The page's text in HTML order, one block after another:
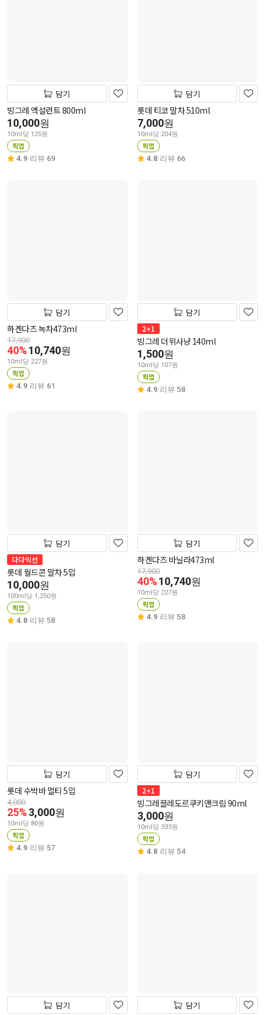
담기
빙그레 엑설런트 800ml
10,000원
10ml당 125원
픽업
4.9 리뷰 69
담기
롯데 티코 말차 510ml
7,000원
10ml당 204원
픽업
4.8 리뷰 66
담기
하겐다즈 녹차473ml
17,900
40%10,740원
10ml당 227원
픽업
4.9 리뷰 61
담기
2+1
빙그레 더위사냥 140ml
1,500원
10ml당 107원
픽업
4.9 리뷰 58
담기
다다익선
롯데 월드콘 말차 5입
10,000원
100ml당 1,250원
픽업
4.8 리뷰 58
담기
하겐다즈 바닐라473ml
17,900
40%10,740원
10ml당 227원
픽업
4.9 리뷰 58
담기
롯데 수박바 멀티 5입
4,000
25%3,000원
10ml당 80원
픽업
4.9 리뷰 57
담기
2+1
빙그레끌레도르쿠키앤크림 90ml
3,000원
10ml당 333원
픽업
4.8 리뷰 54
담기 담기